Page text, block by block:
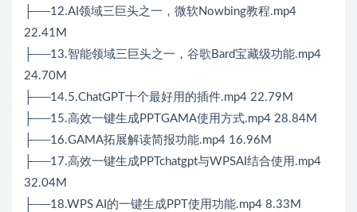
├──12.AI领域三巨头之一，微软Nowbing教程.mp4
22.41M
├──13.智能领域三巨头之一，谷歌Bard宝藏级功能.mp4
24.70M
├──14.5.ChatGPT十个最好用的插件.mp4 22.79M
├──15.高效一键生成PPTGAMA使用方式.mp4 28.84M
├──16.GAMA拓展解读简报功能.mp4 16.96M
├──17.高效一键生成PPTchatgpt与WPSAI结合使用.mp4
32.04M
├──18.WPS AI的一键生成PPT使用功能.mp4 8.33M